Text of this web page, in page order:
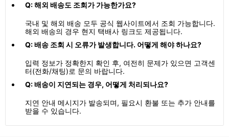
Q: 해외 배송도 조회가 가능한가요?
국내 및 해외 배송 모두 공식 웹사이트에서 조회 가능합니다.
해외 배송의 경우 현지 택배사 링크도 제공됩니다.
Q: 배송 조회 시 오류가 발생합니다. 어떻게 해야 하나요?
입력 정보가 정확한지 확인 후, 여전히 문제가 있으면 고객센
터(전화/채팅)로 문의 바랍니다.
Q: 배송이 지연되는 경우, 어떻게 처리되나요?
지연 안내 메시지가 발송되며, 필요시 환불 또는 추가 안내를
받을 수 있습니다.